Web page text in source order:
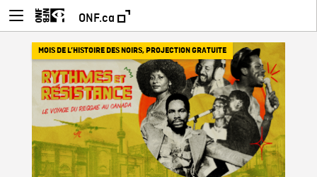
ONF.ca
MOIS DE L’HISTOIRE DES NOIRS, PROJECTION GRATUITE